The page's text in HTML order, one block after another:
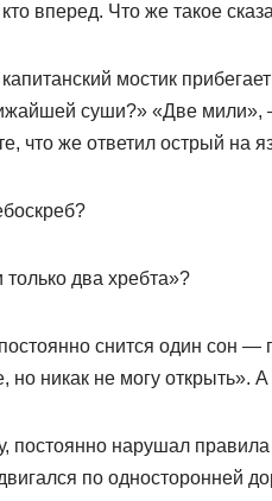
вперед. Что же такое
мостик
суши?» «Две
что же ответил острый на
два хребта»?
снится один сон
никак не могу открыть». А
нарушал правила
по односторонней